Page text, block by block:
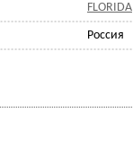
FLORIDA
Россия